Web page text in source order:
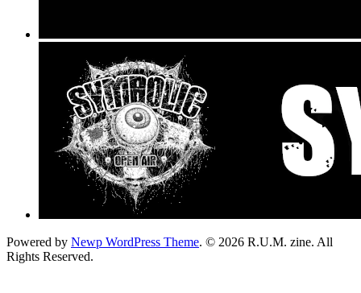
Powered by Newp WordPress Theme. © 2026 R.U.M. zine. All
Rights Reserved.